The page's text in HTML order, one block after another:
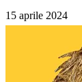
15 aprile 2024